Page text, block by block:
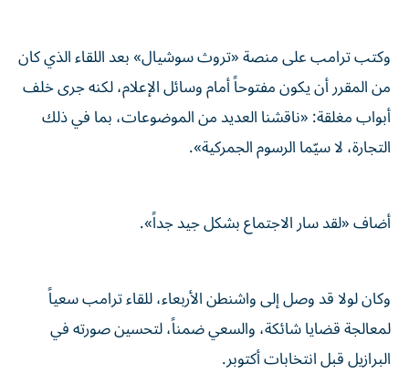
وكتب ترامب على منصة «تروث سوشيال» بعد اللقاء الذي كان
من المقرر أن يكون مفتوحاً أمام وسائل الإعلام، لكنه جرى خلف
أبواب مغلقة: «ناقشنا العديد من الموضوعات، بما في ذلك
التجارة، لا سيّما الرسوم الجمركية».
أضاف «لقد سار الاجتماع بشكل جيد جداً».
وكان لولا قد وصل إلى واشنطن الأربعاء، للقاء ترامب سعياً
لمعالجة قضايا شائكة، والسعي ضمناً، لتحسين صورته في
البرازيل قبل انتخابات أكتوبر.